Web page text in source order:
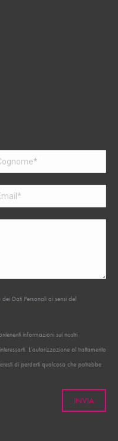
dei Dati Personali ai sensi del
informazioni sui nostri
L’autorizzazione al trattamento
di perderti qualcosa che potrebbe